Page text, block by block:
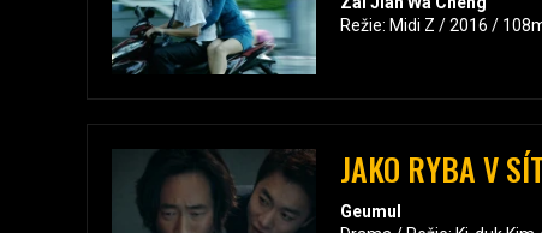
Režie: Midi Z / 2016 /
JAKO RYBA V
Geumul